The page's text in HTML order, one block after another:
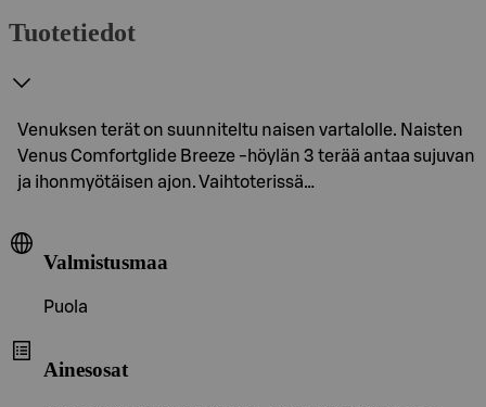
Tuotetiedot
Venuksen terät on suunniteltu naisen vartalolle. Naisten
Venus Comfortglide Breeze -höylän 3 terää antaa sujuvan
ja ihonmyötäisen ajon. Vaihtoterissä…
Valmistusmaa
Puola
Ainesosat